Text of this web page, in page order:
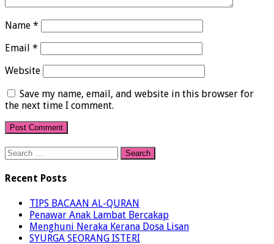
Name *
Email *
Website
Save my name, email, and website in this browser for
the next time I comment.
Search
Recent Posts
TIPS BACAAN AL-QURAN
Penawar Anak Lambat Bercakap
Menghuni Neraka Kerana Dosa Lisan
SYURGA SEORANG ISTERI